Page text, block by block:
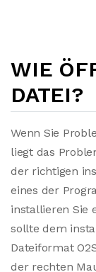
WIE
DATEI?
Wenn Sie
liegt das
der richtigen
eines der
installieren Sie
sollte dem
Dateiformat
der rechten